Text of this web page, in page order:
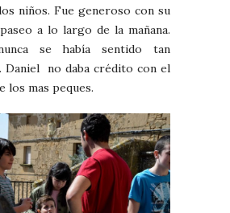
niños. Fue generoso con su
a lo largo de la mañana.
se había sentido tan
Daniel no daba crédito con el
los mas peques.